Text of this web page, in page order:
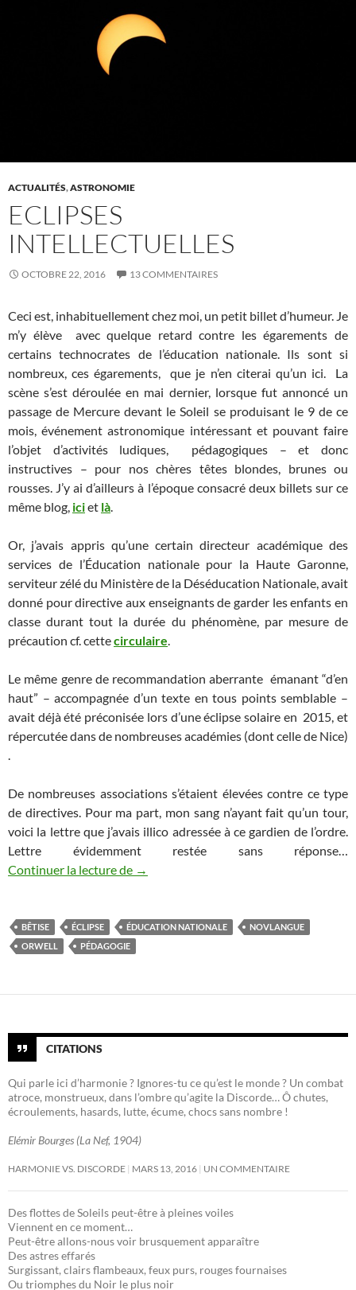
ACTUALITÉS,ASTRONOMIE
ECLIPSES
INTELLECTUELLES
OCTOBRE 22, 2016 13 COMMENTAIRES
Ceci est, inhabituellement chez moi, un petit billet d’humeur. Je
m’y élève avec quelque retard contre les égarements de
certains technocrates de l’éducation nationale. Ils sont si
nombreux, ces égarements, que je n’en citerai qu’un ici. La
scène s’est déroulée en mai dernier, lorsque fut annoncé un
passage de Mercure devant le Soleil se produisant le 9 de ce
mois, événement astronomique intéressant et pouvant faire
l’objet d’activités ludiques, pédagogiques – et donc
instructives – pour nos chères têtes blondes, brunes ou
rousses. J’y ai d’ailleurs à l’époque consacré deux billets sur ce
même blog, iciet là
Or, j’avais appris qu’une certain directeur académique des
services de l’Éducation nationale pour la Haute Garonne,
serviteur zélé du Ministère de la Déséducation Nationale, avait
donné pour directive aux enseignants de garder les enfants en
classe durant tout la durée du phénomène, par mesure de
précaution cf. cettecirculaire
Le même genre de recommandation aberrante émanant “d’en
haut” – accompagnée d’un texte en tous points semblable –
avait déjà été préconisée lors d’une éclipse solaire en 2015, et
répercutée dans de nombreuses académies (dont celle de Nice)
De nombreuses associations s’étaient élevées contre ce type
de directives. Pour ma part, mon sang n’ayant fait qu’un tour,
voici la lettre que j’avais illico adressée à ce gardien de l’ordre.
Lettre évidemment restée sans réponse…
Continuer la lecture de
Eclipses intellectuelles
→
BÊTISE ÉCLIPSE ÉDUCATION NATIONALE
NOVLANGUE
ORWELL
PÉDAGOGIE
CITATIONS
Qui parle ici d’harmonie ? Ignores-tu ce qu’est le monde ? Un combat
atroce, monstrueux, dans l’ombre qu’agite la Discorde… Ô chutes,
écroulements, hasards, lutte, écume, chocs sans nombre !
Elémir Bourges (La Nef, 1904)
HARMONIE VS. DISCORDE MARS 13, 2016 UN COMMENTAIRE
Des flottes de Soleils peut-être à pleines voiles
Viennent en ce moment…
Peut-être allons-nous voir brusquement apparaître
Des astres effarés
Surgissant, clairs flambeaux, feux purs, rouges fournaises
Ou triomphes du Noir le plus noir